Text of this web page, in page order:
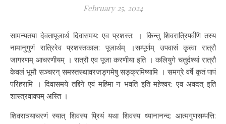
February 25, 2024
सामन्यतया देवतापूजार्थं दिवासमय: एव प्रशस्त: । किन्तु शिवरात्रिपर्वणि तस्य
नामानुगुणं रात्रिरेव प्रशस्तकाल: पूजार्थम् ।सम्पूर्णम् उपवासं कृत्वा रात्रौ
जागरणम् आचरणीयम् । रात्रौ एव पूजा करणीया इति । कलियुगे चतुर्दश्यां रात्रौ
केवलं भूमौ सञ्चरन् समस्तस्थावरजङ्गमेषु सङ्क्रमिष्यामि । समग्रे वर्षे कृतं पापं
परिहरामि । दिवासमये तद्दिने एवं महिमा न भवति इति महेश्वर: एव अवदत् इति
शास्त्रवाक्यम् अस्ति ।
शिवरात्र्याचरणं स्यात् शिवस्य प्रियं यथा शिवस्य ध्यानानन्द: आत्मगुणसम्पत्ति: